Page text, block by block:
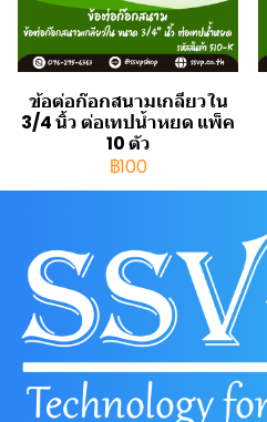
ข้อต่อก๊อกสนามเกลียวใน
3/4 นิ้ว ต่อเทปน้ำหยด แพ็ค
10 ตัว
฿100